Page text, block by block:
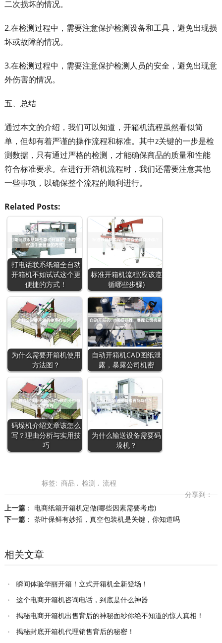
二次损坏的情况。
2.在检测过程中，需要注意保护检测设备和工具，避免出现损
坏或故障的情况。
3.在检测过程中，需要注意保护检测人员的安全，避免出现意
外伤害的情况。
五、总结
通过本文的介绍，我们可以知道，开箱机流程虽然看似简
单，但却有着严谨的操作流程和标准。其中z关键的一步是检
测数据，只有通过严格的检测，才能确保商品的质量和性能
符合标准要求。在进行开箱机流程时，我们还需要注意其他
一些事项，以确保整个流程的顺利进行。
Related Posts:
打电话联系纸箱全自动
开箱机不如试试这个更
便捷的方式！
标准开箱机流程(应该遵
循哪些步骤)
为什么需要开箱机使用
方法图？
自动开箱机CAD图纸泄
露，暴露公司机密
码垛机介绍文章该怎么
写？理由分析与实用技
巧
为什么输送设备需要码
垛机？
标签: 商品 , 检测 , 流程
分享到：
上一篇： 电商纸箱开箱机定做(哪些因素需要考虑)
下一篇： 茶叶保鲜有妙招，真空包装机是关键，你知道吗
相关文章
瞬间体验华丽开箱！立式开箱机全新登场！
这个电商开箱机咨询电话，到底是什么神器
揭秘电商开箱机出售背后的神秘面纱你绝不知道的惊人真相！
揭秘封底开箱机代理销售背后的秘密！